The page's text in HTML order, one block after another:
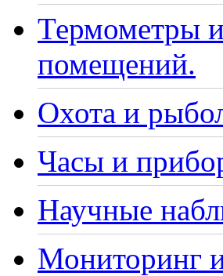
Термометры
помещений.
Охота и
Часы и
Научные
Мониторинг и